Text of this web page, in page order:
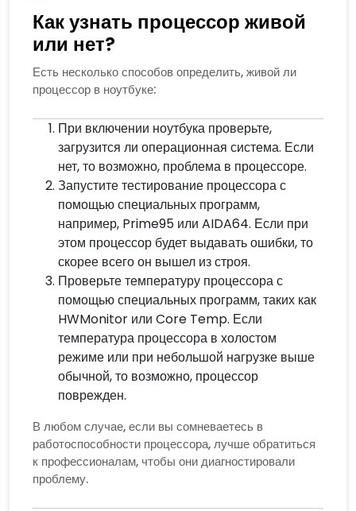
Как узнать процессор живой
или нет?
Есть несколько способов определить, живой ли
процессор в ноутбуке:
При включении ноутбука проверьте,
загрузится ли операционная система. Если
нет, то возможно, проблема в процессоре.
Запустите тестирование процессора с
помощью специальных программ,
например, Prime95 или AIDA64. Если при
этом процессор будет выдавать ошибки, то
скорее всего он вышел из строя.
Проверьте температуру процессора с
помощью специальных программ, таких как
HWMonitor или Core Temp. Если
температура процессора в холостом
режиме или при небольшой нагрузке выше
обычной, то возможно, процессор
поврежден.
В любом случае, если вы сомневаетесь в
работоспособности процессора, лучше обратиться
к профессионалам, чтобы они диагностировали
проблему.